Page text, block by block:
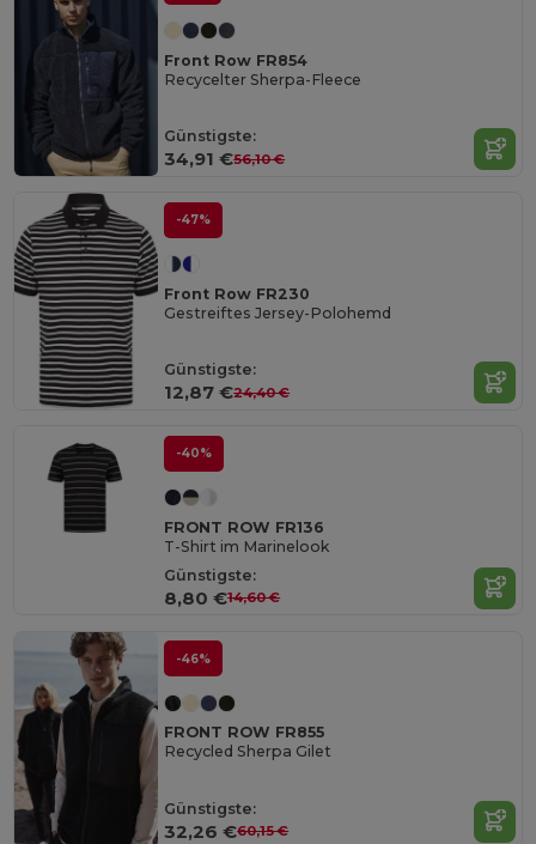
Front Row FR854
Recycelter Sherpa-Fleece
Günstigste:
34,91 €56,10 €
-47%
Front Row FR230
Gestreiftes Jersey-Polohemd
Günstigste:
12,87 €24,40 €
-40%
FRONT ROW FR136
T-Shirt im Marinelook
Günstigste:
8,80 €14,60 €
-46%
FRONT ROW FR855
Recycled Sherpa Gilet
Günstigste:
32,26 €60,15 €